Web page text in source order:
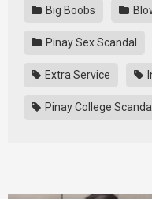
Big Boobs
Pinay Sex Scandal
Extra Service
Pinay College Scandal